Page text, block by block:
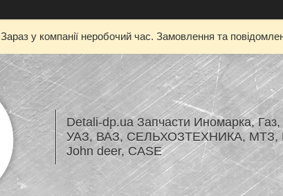
Зараз у компанії неробочий час. Замовлення та
Detali-dp.ua Запчасти Иномарка,
УАЗ, ВАЗ, СЕЛЬХОЗТЕХНИКА,
John deer, CASE